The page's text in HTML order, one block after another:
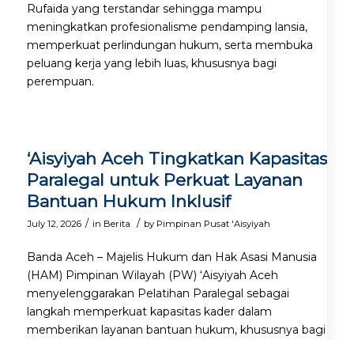
Rufaida yang terstandar sehingga mampu
meningkatkan profesionalisme pendamping lansia,
memperkuat perlindungan hukum, serta membuka
peluang kerja yang lebih luas, khususnya bagi
perempuan.
‘Aisyiyah Aceh Tingkatkan Kapasitas
Paralegal untuk Perkuat Layanan
Bantuan Hukum Inklusif
July 12, 2026 / in Berita / by Pimpinan Pusat 'Aisyiyah
Banda Aceh – Majelis Hukum dan Hak Asasi Manusia
(HAM) Pimpinan Wilayah (PW) ‘Aisyiyah Aceh
menyelenggarakan Pelatihan Paralegal sebagai
langkah memperkuat kapasitas kader dalam
memberikan layanan bantuan hukum, khususnya bagi